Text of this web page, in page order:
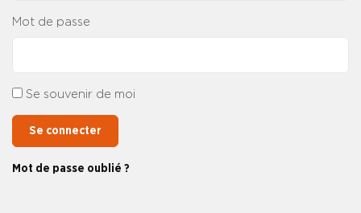
Mot de passe
Se souvenir de moi
Se connecter
Mot de passe oublié ?